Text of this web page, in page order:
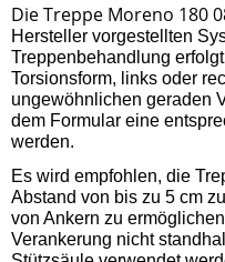
Die Treppe Moreno 180
Hersteller vorgestellten
Treppenbehandlung
Torsionsform, links oder
ungewöhnlichen geraden
dem Formular eine
werden.
Es wird empfohlen, die
Abstand von bis zu 5 cm
von Ankern zu
Verankerung nicht